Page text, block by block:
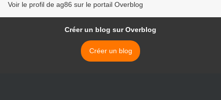
Voir le profil de ag86 sur le portail Overblog
Créer un blog sur Overblog
Créer un blog